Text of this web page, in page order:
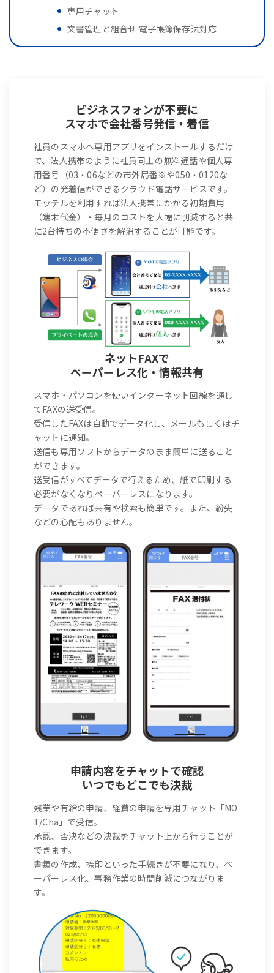
専用チャット
文書管理と組合せ 電子帳簿保存法対応
ビジネスフォンが不要に
スマホで会社番号発信・着信
社員のスマホへ専用アプリをインストールするだけ
で、法人携帯のように社員同士の無料通話や個人専
用番号（03・06などの市外局番※や050・0120な
ど）の発着信ができるクラウド電話サービスです。
モッテルを利用すれば法人携帯にかかる初期費用
（端末代金）・毎月のコストを大幅に削減すると共
に2台持ちの不便さを解消することが可能です。
ネットFAXで
ペーパーレス化・情報共有
スマホ・パソコンを使いインターネット回線を通し
てFAXの送受信。
受信したFAXは自動でデータ化し、メールもしくはチ
ャットに通知。
送信も専用ソフトからデータのまま簡単に送ること
ができます。
送受信がすべてデータで行えるため、紙で印刷する
必要がなくなりペーパーレスになります。
データであれば共有や検索も簡単です。また、紛失
などの心配もありません。
申請内容をチャットで確認
いつでもどこでも決裁
残業や有給の申請、経費の申請を専用チャット「MO
T/Cha」で受信。
承認、否決などの決裁をチャット上から行うことが
できます。
書類の作成、捺印といった手続きが不要になり、ペ
ーパーレス化、事務作業の時間削減につながりま
す。